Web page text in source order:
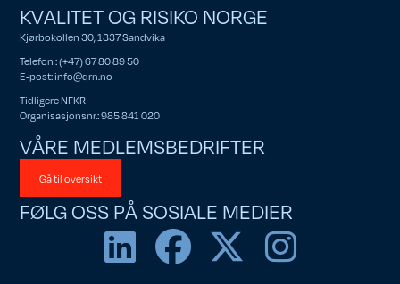
KVALITET OG RISIKO NORGE
Kjørbokollen 30, 1337 Sandvika
Telefon : (+47) 67 80 89 50
E-post:info@qrn.no
Tidligere NFKR
Organisasjonsnr.: 985 841 020
VÅRE MEDLEMSBEDRIFTER
Gå til oversikt
FØLG OSS PÅ SOSIALE MEDIER